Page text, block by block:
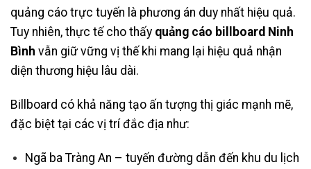
quảng cáo trực tuyến là phương án duy nhất hiệu quả.
Tuy nhiên, thực tế cho thấy quảng cáo billboard Ninh
Bình vẫn giữ vững vị thế khi mang lại hiệu quả nhận
diện thương hiệu lâu dài.
Billboard có khả năng tạo ấn tượng thị giác mạnh mẽ,
đặc biệt tại các vị trí đắc địa như:
Ngã ba Tràng An – tuyến đường dẫn đến khu du lịch